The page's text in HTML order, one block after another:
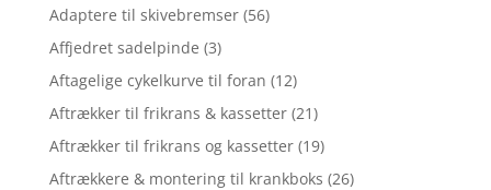
Adaptere til skivebremser (56)
Affjedret sadelpinde (3)
Aftagelige cykelkurve til foran (12)
Aftrækker til frikrans & kassetter (21)
Aftrækker til frikrans og kassetter (19)
Aftrækkere & montering til krankboks (26)